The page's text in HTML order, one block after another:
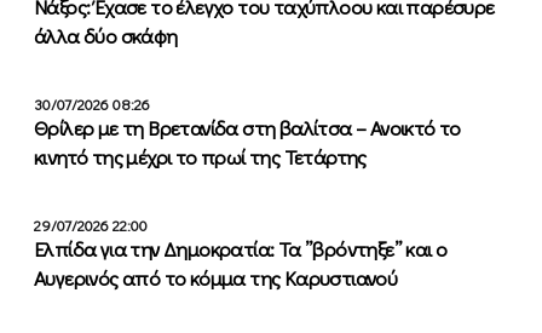
Νάξος: Έχασε το έλεγχο του ταχύπλοου και παρέσυρε
άλλα δύο σκάφη
30/07/2026 08:26
Θρίλερ με τη Βρετανίδα στη βαλίτσα – Ανοικτό το
κινητό της μέχρι το πρωί της Τετάρτης
29/07/2026 22:00
Ελπίδα για την Δημοκρατία: Τα ”βρόντηξε” και ο
Αυγερινός από το κόμμα της Καρυστιανού